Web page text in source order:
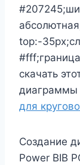
top:-
скачать
диаграммы
для
Создание
Power BIВ